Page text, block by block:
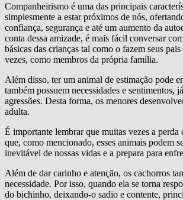
Companheirismo é uma das principais
simplesmente a estar próximos de nós,
confiança, segurança e até um aumento da
conta dessa amizade, é mais fácil conversar
básicas das crianças tal como o fazem seus
vezes, como membros da própria família.
Além disso, ter um animal de estimação pode
também possuem necessidades e
agressões. Desta forma, os menores
adulta.
É importante lembrar que muitas vezes a
que, como mencionado, esses animais podem
inevitável de nossas vidas e a prepara para
Além de dar carinho e atenção, os cachorros
necessidade. Por isso, quando ela se torna
do bichinho, deixando-o sadio e contente,